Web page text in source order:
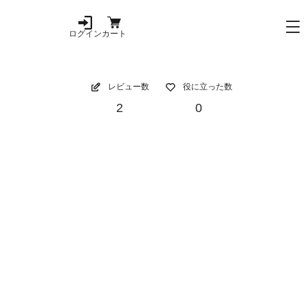
ログインカート
レビュー数
2
役に立った数
0